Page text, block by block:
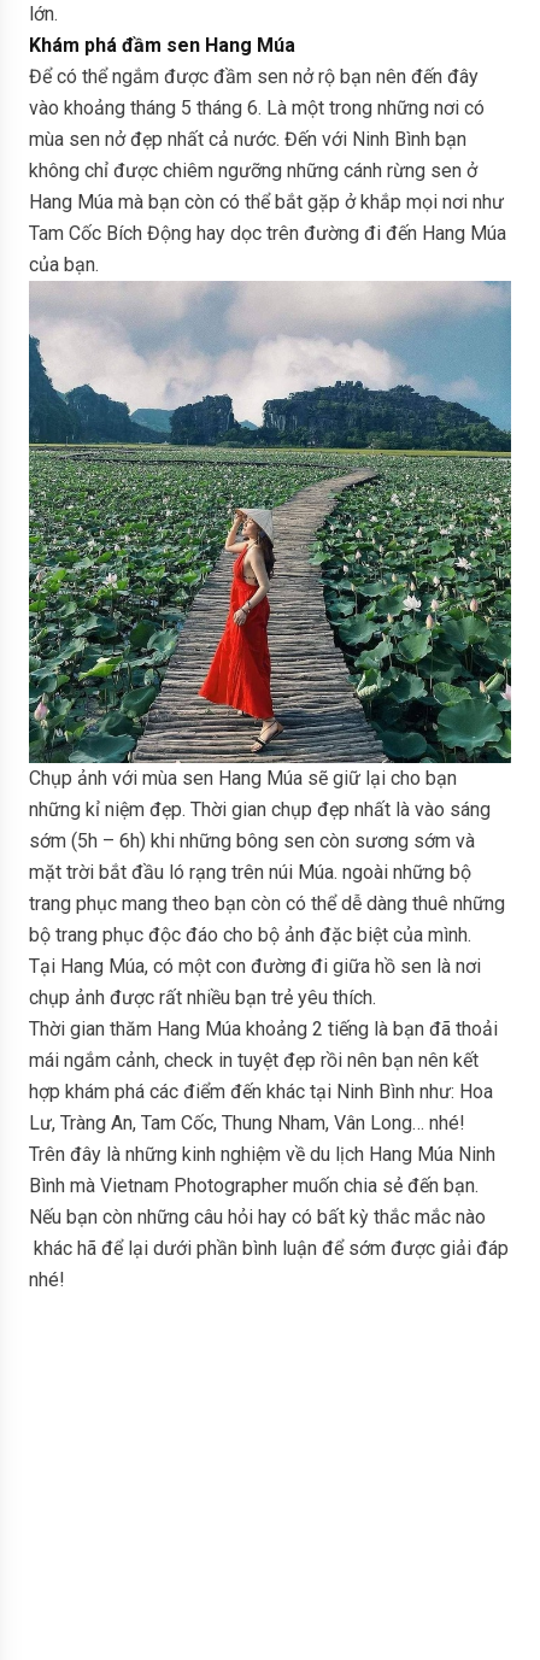
lớn.
Khám phá đầm sen Hang Múa
Để có thể ngắm được đầm sen nở rộ bạn nên đến đây
vào khoảng tháng 5 tháng 6. Là một trong những nơi có
mùa sen nở đẹp nhất cả nước. Đến với Ninh Bình bạn
không chỉ được chiêm ngưỡng những cánh rừng sen ở
Hang Múa mà bạn còn có thể bắt gặp ở khắp mọi nơi như
Tam Cốc Bích Động hay dọc trên đường đi đến Hang Múa
của bạn.
Chụp ảnh với mùa sen Hang Múa sẽ giữ lại cho bạn
những kỉ niệm đẹp. Thời gian chụp đẹp nhất là vào sáng
sớm (5h – 6h) khi những bông sen còn sương sớm và
mặt trời bắt đầu ló rạng trên núi Múa. ngoài những bộ
trang phục mang theo bạn còn có thể dễ dàng thuê những
bộ trang phục độc đáo cho bộ ảnh đặc biệt của mình.
Tại Hang Múa, có một con đường đi giữa hồ sen là nơi
chụp ảnh được rất nhiều bạn trẻ yêu thích.
Thời gian thăm Hang Múa khoảng 2 tiếng là bạn đã thoải
mái ngắm cảnh, check in tuyệt đẹp rồi nên bạn nên kết
hợp khám phá các điểm đến khác tại Ninh Bình như: Hoa
Lư, Tràng An, Tam Cốc, Thung Nham, Vân Long… nhé!
Trên đây là những kinh nghiệm về du lịch Hang Múa Ninh
Bình mà Vietnam Photographer muốn chia sẻ đến bạn.
Nếu bạn còn những câu hỏi hay có bất kỳ thắc mắc nào
khác hã để lại dưới phần bình luận để sớm được giải đáp
nhé!